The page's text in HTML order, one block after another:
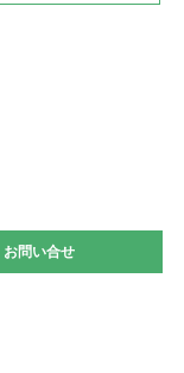
お問い合せ
お問い合せ